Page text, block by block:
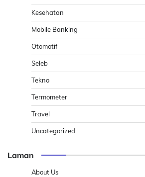
Kesehatan
Mobile Banking
Otomotif
Seleb
Tekno
Termometer
Travel
Uncategorized
Laman
About Us